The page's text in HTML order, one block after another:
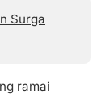
Surga
ramai